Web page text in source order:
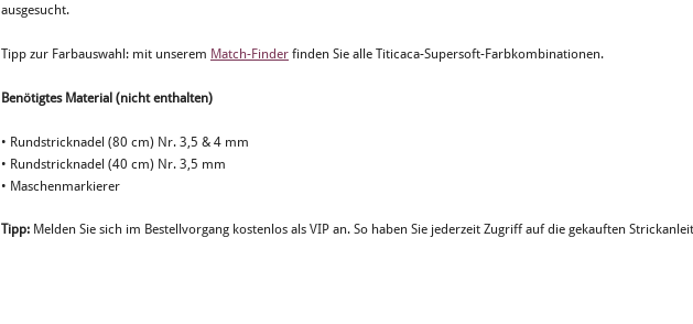
ausgesucht.
Tipp zur Farbauswahl: mit unserem Match-Finder finden Sie alle Titicaca-Supersoft-Farbkombinationen.
Benötigtes Material (nicht enthalten)
• Rundstricknadel (80 cm) Nr. 3,5 & 4 mm
• Rundstricknadel (40 cm) Nr. 3,5 mm
• Maschenmarkierer
Tipp: Melden Sie sich im Bestellvorgang kostenlos als VIP an. So haben Sie jederzeit Zugriff auf die gekauften